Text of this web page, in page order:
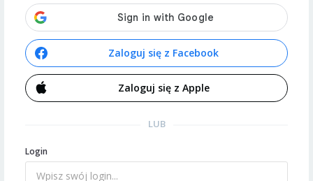
Zaloguj się z Facebook
Zaloguj się z Apple
LUB
Login